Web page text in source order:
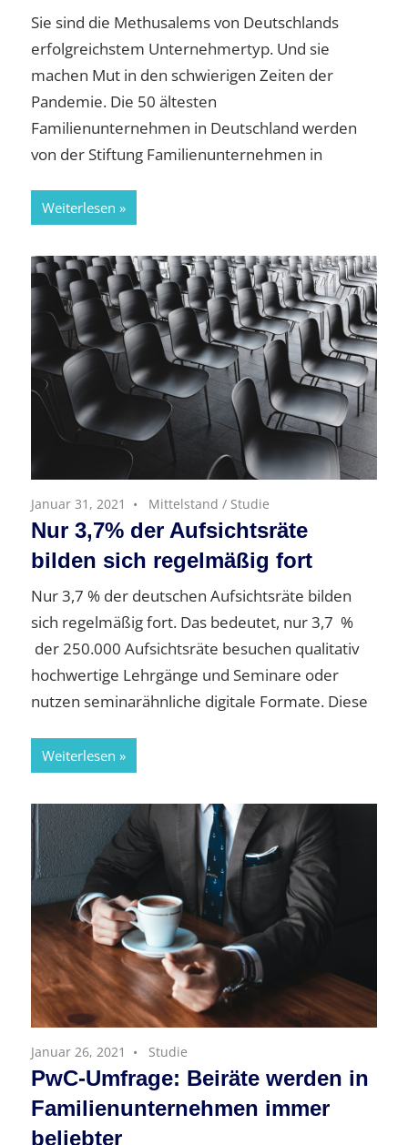
Sie sind die Methusalems von Deutschlands
erfolgreichstem Unternehmertyp. Und sie
machen Mut in den schwierigen Zeiten der
Pandemie. Die 50 ältesten
Familienunternehmen in Deutschland werden
von der Stiftung Familienunternehmen in
Weiterlesen
Januar 31, 2021 Mittelstand / Studie
Nur 3,7% der Aufsichtsräte
bilden sich regelmäßig fort
Nur 3,7 % der deutschen Aufsichtsräte bilden
sich regelmäßig fort. Das bedeutet, nur 3,7 %
der 250.000 Aufsichtsräte besuchen qualitativ
hochwertige Lehrgänge und Seminare oder
nutzen seminarähnliche digitale Formate. Diese
Weiterlesen
Januar 26, 2021 Studie
PwC-Umfrage: Beiräte werden in
Familienunternehmen immer
beliebter